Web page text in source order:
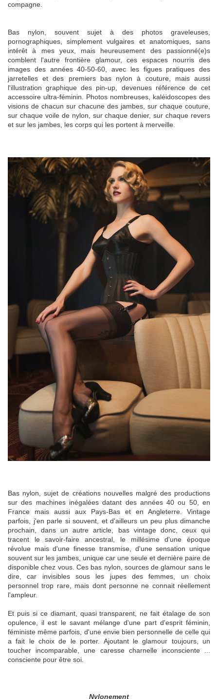
compagne.
Bas nylon, souvent sujet à des photos graveleuses,
pornographiques, simplement vulgaires et anatomiques, sans
intérêt à mes yeux, mais heureusement des passionné(e)s
comblent l'autre frontière glamour, ces espaces nourris des
images des années 40-50-60, avec les figues pratiques des
jarretelles et des premiers bas nylon à couture, mais aussi
l'illustration graphique des pin-up, devenues référence de cet
accessoire ultra-féminin. Photos nombreuses, kaléidoscopes des
visions de chacun sur chacune des jambes, sur chaque couture,
sur chaque voile de nylon, sur chaque denier, sur chaque revers
et sur les jambes, les corps qui les portent à merveille.
Bas nylon, sujet de créations nouvelles malgré des productions
sur des machines inégalées datant des années 40 ou 50, en
France mais aussi aux Pays-Bas et en Angleterre. Vintage
parfois, j'en parle si souvent, et d'ailleurs un peu plus dimanche
prochain, dans un autre article, bas vintage donc, ceux qui
tracent le savoir-faire ancestral, le millésime d'une époque
révolue mais d'une finesse transmise, d'une sensation unique
souvent sur les jambes, unique car une seule et dernière paire de
disponible chez vous. Ces bas nylon, sources de glamour sans le
dire, car invisibles sous les jupes des femmes, un choix
personnel trop rare, mais dont personne ne connait réellement
l'ampleur.
Et puis si ce diamant, quasi transparent, ne fait étalage de son
opulence, il est le savant mélange d'une part d'esprit féminin,
féministe même parfois, d'une envie bien personnelle de celle qui
a fait le choix de le porter. Ajoutant le glamour toujours, un
toucher incomparable, une caresse charnelle inconsciente ...
consciente pour être soi.
Nylonement